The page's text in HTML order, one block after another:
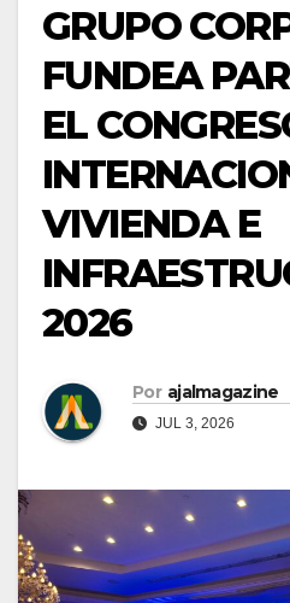
GRUPO
FUNDEA
EL
VIVIENDA E
2026
Por ajalmagazine
JUL 3, 2026